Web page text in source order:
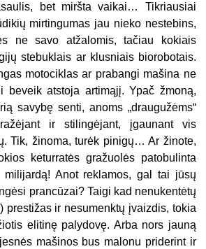
bet miršta vaikai… Tikriausiai
mirtingumas jau nieko nestebins,
ne savo atžalomis, tačiau kokiais
stebuklais ar klusniais biorobotais.
motociklas ar prabangi mašina ne
beveik atstoja artimąjį. Ypač žmoną,
savybę senti, anoms „draugužėms“
ir stilingėjant, įgaunant vis
Tik, žinoma, turėk pinigų… Ar žinote,
keturratės gražuolės patobulinta
Anot reklamos, gal tai jūsų
prancūzai? Taigi kad nenukentėtų
prestižas ir nesumenktų įvaizdis, tokia
elitinę palydovę. Arba nors jauną
mašinos bus malonu priderint ir